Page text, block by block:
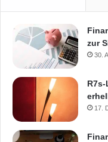
zur
30.
17.